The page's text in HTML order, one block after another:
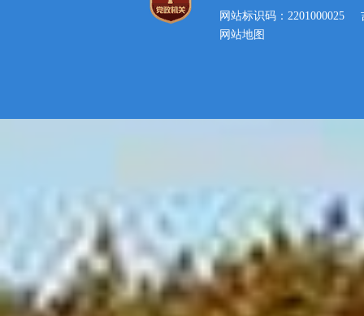
网站标识码：2201000025
网站地图